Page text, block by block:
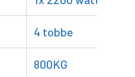
4 tobbe
800KG